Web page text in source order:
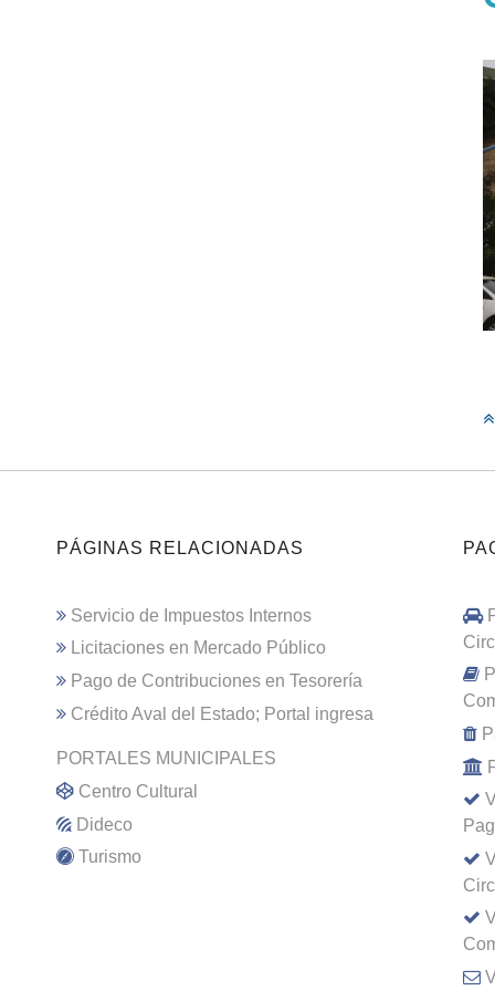
PÁGINAS RELACIONADAS
Servicio de Impuestos Internos
Licitaciones en Mercado Público
Pago de Contribuciones en Tesorería
Crédito Aval del Estado; Portal ingresa
PORTALES MUNICIPALES
Centro Cultural
Dideco
Turismo